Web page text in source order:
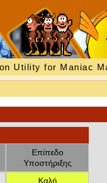
Utility for Maniac
Επίπεδο
Υποστήριξης
Καλή